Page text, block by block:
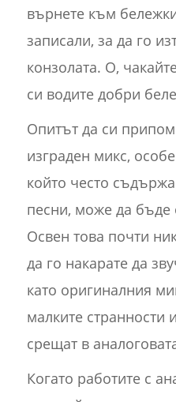
върнете към
записали, за да го
конзолата. О,
си водите добри
Опитът да си
изграден микс,
който често
песни, може да бъде
Освен това почти
да го накарате да
като оригиналния
малките странности
срещат в
Когато работите с